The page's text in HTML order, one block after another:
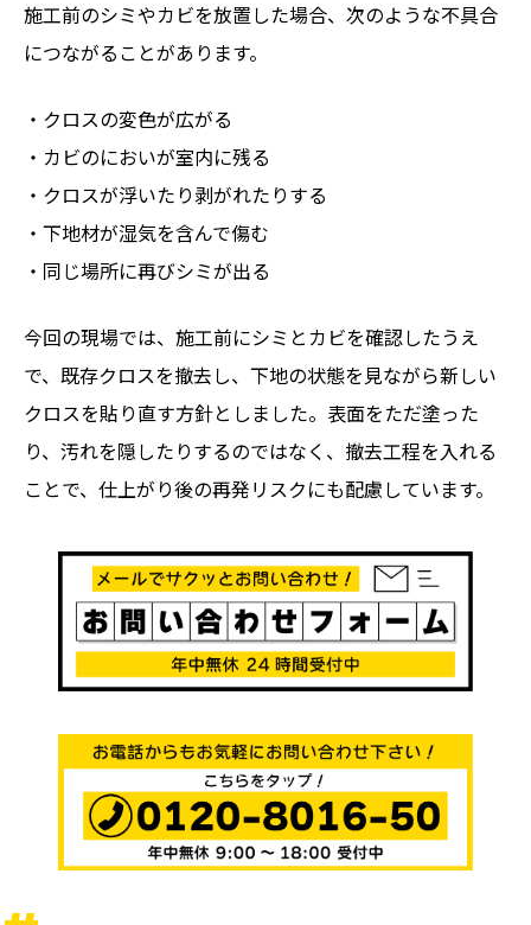
施工前のシミやカビを放置した場合、次のような不具合
につながることがあります。
・クロスの変色が広がる
・カビのにおいが室内に残る
・クロスが浮いたり剥がれたりする
・下地材が湿気を含んで傷む
・同じ場所に再びシミが出る
今回の現場では、施工前にシミとカビを確認したうえ
で、既存クロスを撤去し、下地の状態を見ながら新しい
クロスを貼り直す方針としました。表面をただ塗った
り、汚れを隠したりするのではなく、撤去工程を入れる
ことで、仕上がり後の再発リスクにも配慮しています。